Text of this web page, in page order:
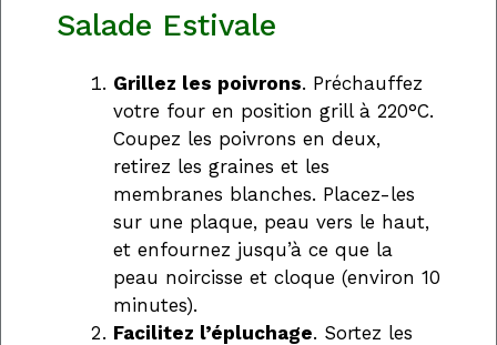
Salade Estivale
Grillez les poivrons. Préchauffez
votre four en position grill à 220°C.
Coupez les poivrons en deux,
retirez les graines et les
membranes blanches. Placez-les
sur une plaque, peau vers le haut,
et enfournez jusqu’à ce que la
peau noircisse et cloque (environ 10
minutes).
Facilitez l’épluchage. Sortez les